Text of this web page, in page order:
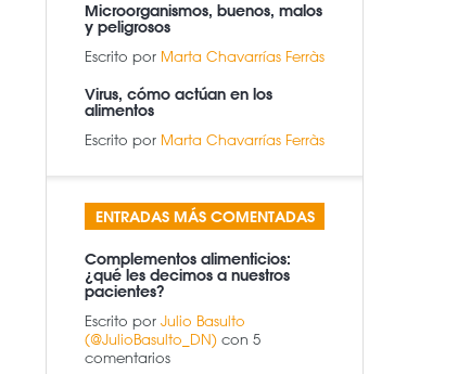
Microorganismos, buenos, malos
y peligrosos
Escrito por Marta Chavarrías Ferràs
Virus, cómo actúan en los
alimentos
Escrito por Marta Chavarrías Ferràs
ENTRADAS MÁS COMENTADAS
Complementos alimenticios:
¿qué les decimos a nuestros
pacientes?
Escrito por Julio Basulto
(@JulioBasulto_DN) con 5
comentarios